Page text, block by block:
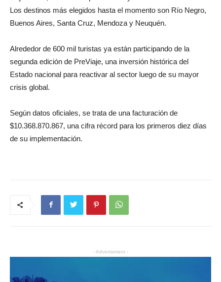
Los destinos más elegidos hasta el momento son Río Negro,
Buenos Aires, Santa Cruz, Mendoza y Neuquén.
Alrededor de 600 mil turistas ya están participando de la
segunda edición de PreViaje, una inversión histórica del
Estado nacional para reactivar al sector luego de su mayor
crisis global.
Según datos oficiales, se trata de una facturación de
$10.368.870.867, una cifra récord para los primeros diez días
de su implementación.
- Advertisment -